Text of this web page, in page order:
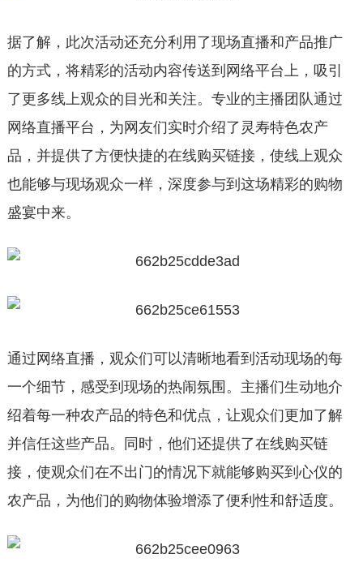
据了解，此次活动还充分利用了现场直播和产品推广
的方式，将精彩的活动内容传送到网络平台上，吸引
了更多线上观众的目光和关注。专业的主播团队通过
网络直播平台，为网友们实时介绍了灵寿特色农产
品，并提供了方便快捷的在线购买链接，使线上观众
也能够与现场观众一样，深度参与到这场精彩的购物
盛宴中来。
通过网络直播，观众们可以清晰地看到活动现场的每
一个细节，感受到现场的热闹氛围。主播们生动地介
绍着每一种农产品的特色和优点，让观众们更加了解
并信任这些产品。同时，他们还提供了在线购买链
接，使观众们在不出门的情况下就能够购买到心仪的
农产品，为他们的购物体验增添了便利性和舒适度。